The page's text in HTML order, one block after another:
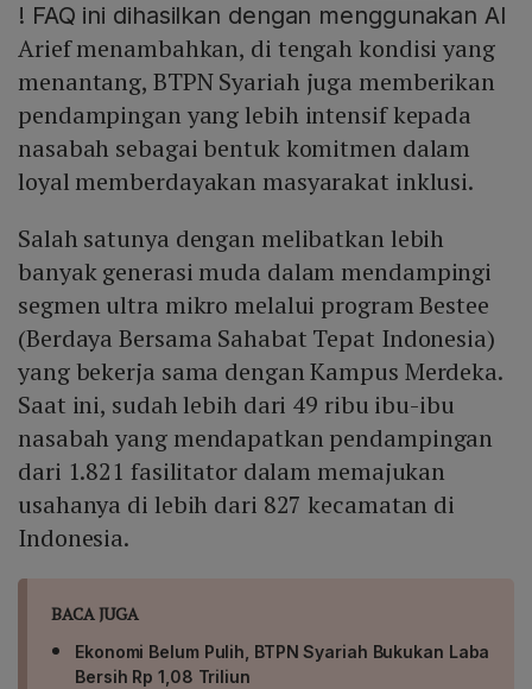
! FAQ ini dihasilkan dengan menggunakan AI
Arief menambahkan, di tengah kondisi yang
menantang, BTPN Syariah juga memberikan
pendampingan yang lebih intensif kepada
nasabah sebagai bentuk komitmen dalam
loyal memberdayakan masyarakat inklusi.
Salah satunya dengan melibatkan lebih
banyak generasi muda dalam mendampingi
segmen ultra mikro melalui program Bestee
(Berdaya Bersama Sahabat Tepat Indonesia)
yang bekerja sama dengan Kampus Merdeka.
Saat ini, sudah lebih dari 49 ribu ibu-ibu
nasabah yang mendapatkan pendampingan
dari 1.821 fasilitator dalam memajukan
usahanya di lebih dari 827 kecamatan di
Indonesia.
BACA JUGA
Ekonomi Belum Pulih, BTPN Syariah Bukukan Laba
Bersih Rp 1,08 Triliun